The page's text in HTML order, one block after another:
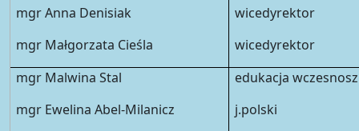
mgr Anna Denisiak
mgr Małgorzata Cieśla
wicedyrektor
wicedyrektor
mgr Malwina Stal
mgr Ewelina Abel-Milanicz
edukacja
j.polski